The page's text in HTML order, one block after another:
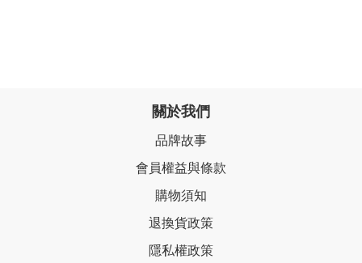
關於我們
品牌故事
會員權益與條款
購物須知
退換貨政策
隱私權政策